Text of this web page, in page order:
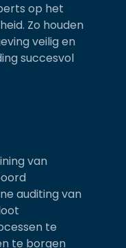
op het
Zo houden
veilig en
succesvol
van
auditing van
te
te borgen